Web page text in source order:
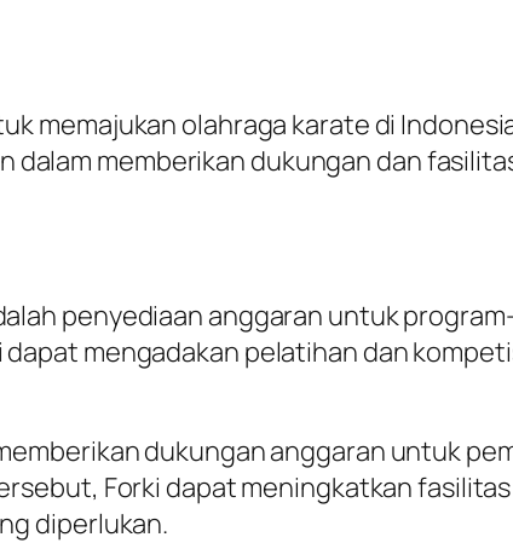
memajukan olahraga karate di
dalam memberikan dukungan dan
penyediaan anggaran untuk
mengadakan pelatihan dan
dukungan anggaran untuk
Forki dapat meningkatkan
diperlukan.